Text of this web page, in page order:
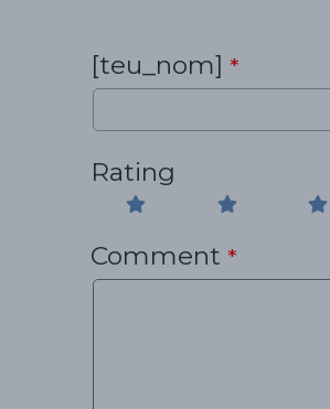
[teu_nom] *
Rating
Comment *